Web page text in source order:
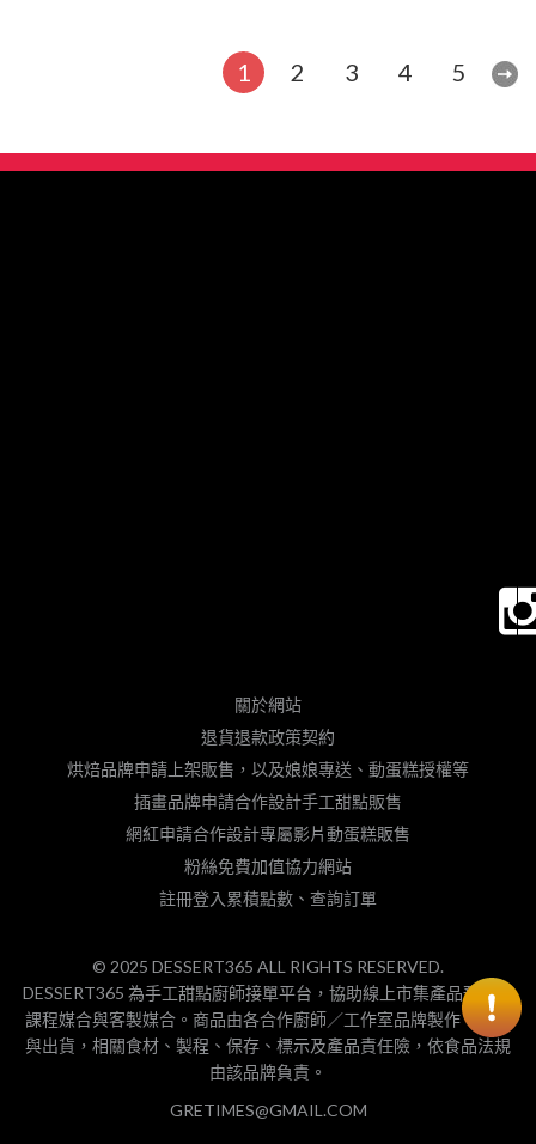
1 2 3 4 5
關於網站
退貨退款政策契約
烘焙品牌申請上架販售，以及娘娘專送、動蛋糕授權等
插畫品牌申請合作設計手工甜點販售
網紅申請合作設計專屬影片動蛋糕販售
粉絲免費加值協力網站
註冊登入累積點數、查詢訂單
© 2025 DESSERT365 ALL RIGHTS RESERVED.
DESSERT365 為手工甜點廚師接單平台，協助線上市集產品預購、
課程媒合與客製媒合。商品由各合作廚師／工作室品牌製作、包裝
與出貨，相關食材、製程、保存、標示及產品責任險，依食品法規
由該品牌負責。
GRETIMES@GMAIL.COM